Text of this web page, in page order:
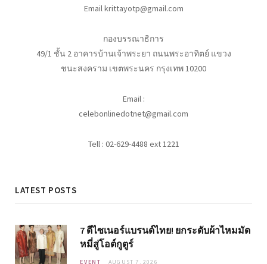
Email krittayotp@gmail.com
กองบรรณาธิการ
49/1 ชั้น 2 อาคารบ้านเจ้าพระยา ถนนพระอาทิตย์ แขวง
ชนะสงคราม เขตพระนคร กรุงเทพ 10200
Email :
celebonlinedotnet@gmail.com
Tell : 02-629-4488 ext 1221
LATEST POSTS
7 ดีไซเนอร์แบรนด์ไทย! ยกระดับผ้าไหมมัด
หมี่สู่โอต์กูตูร์
EVENT AUGUST 7, 2026